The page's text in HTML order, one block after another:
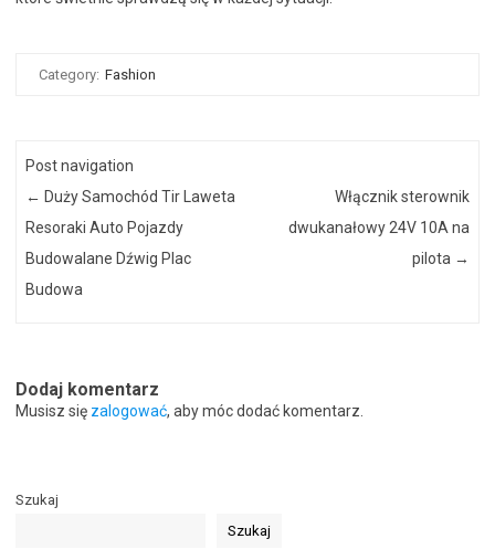
Category: Fashion
Post navigation
← Duży Samochód Tir Laweta
Resoraki Auto Pojazdy
Budowalane Dźwig Plac
Budowa
Włącznik sterownik
dwukanałowy 24V 10A na
pilota →
Dodaj komentarz
Musisz się zalogować, aby móc dodać komentarz.
Szukaj
Szukaj